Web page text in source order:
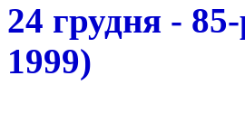
24 грудня -
1999)